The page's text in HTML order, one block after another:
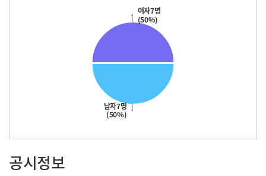
남자7명
(50%)
여자7명
(50%)
공시정보